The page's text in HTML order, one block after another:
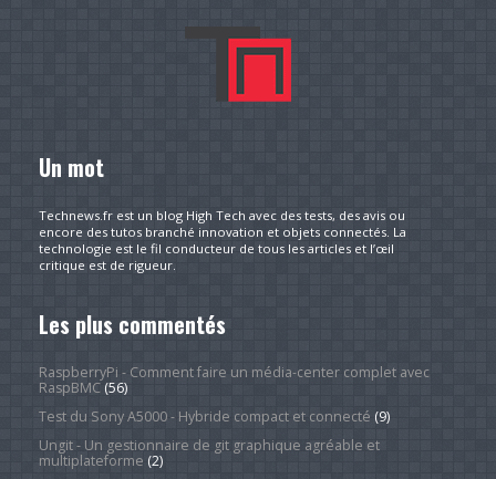
Un mot
Technews.fr est un blog High Tech avec des tests, des avis ou
encore des tutos branché innovation et objets connectés. La
technologie est le fil conducteur de tous les articles et l’œil
critique est de rigueur.
Les plus commentés
RaspberryPi - Comment faire un média-center complet avec
RaspBMC(56)
Test du Sony A5000 - Hybride compact et connecté (9)
Ungit - Un gestionnaire de git graphique agréable et
multiplateforme (2)